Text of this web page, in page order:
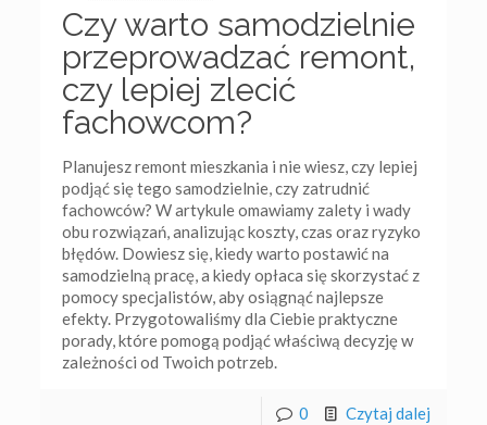
Czy warto samodzielnie
przeprowadzać remont,
czy lepiej zlecić
fachowcom?
Planujesz remont mieszkania i nie wiesz, czy lepiej
podjąć się tego samodzielnie, czy zatrudnić
fachowców? W artykule omawiamy zalety i wady
obu rozwiązań, analizując koszty, czas oraz ryzyko
błędów. Dowiesz się, kiedy warto postawić na
samodzielną pracę, a kiedy opłaca się skorzystać z
pomocy specjalistów, aby osiągnąć najlepsze
efekty. Przygotowaliśmy dla Ciebie praktyczne
porady, które pomogą podjąć właściwą decyzję w
zależności od Twoich potrzeb.
0 Czytaj dalej